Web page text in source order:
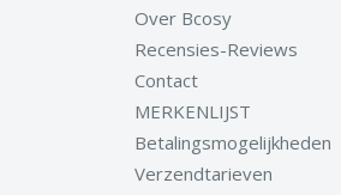
Over Bcosy
Recensies-Reviews
Contact
MERKENLIJST
Betalingsmogelijkheden
Verzendtarieven